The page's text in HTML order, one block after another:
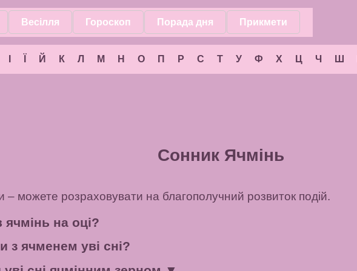
Весілля Гороскоп Порада дня Прикмети
Й К Л М Н О П Р С Т У Ф Х Ц Ч Ш
Сонник Ячмінь
– можете розраховувати на благополучний розвиток подій.
ячмінь на оці?
з ячменем уві сні?